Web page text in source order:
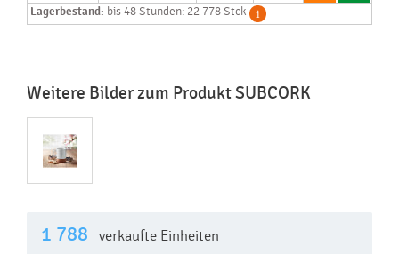
Lagerbestand: bis 48 Stunden: 22 778 Stck
Weitere Bilder zum Produkt SUBCORK
1 788 verkaufte Einheiten